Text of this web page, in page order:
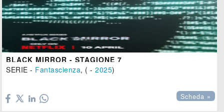
BLACK MIRROR - STAGIONE 7
SERIE - Fantascienza, ( -2025)
Scheda »